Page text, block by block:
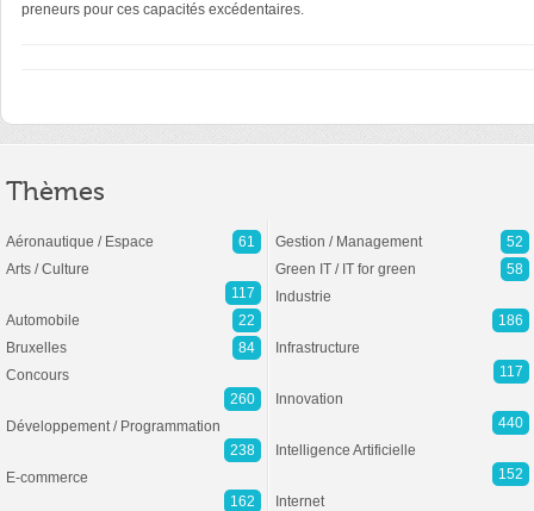
preneurs pour ces capacités excédentaires.
Thèmes
Aéronautique / Espace
61
Arts / Culture
117
Automobile
22
Bruxelles
84
Concours
260
Développement / Programmation
238
E-commerce
162
Gestion / Management
52
Green IT / IT for green
58
Industrie
186
Infrastructure
117
Innovation
440
Intelligence Artificielle
152
Internet